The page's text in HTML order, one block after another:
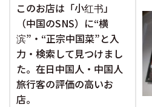
このお店は「小红书」
（中国のSNS）に“横
滨”・“正宗中国菜”と入
力・検索して見つけまし
た。在日中国人・中国人
旅行客の評価の高いお
店。